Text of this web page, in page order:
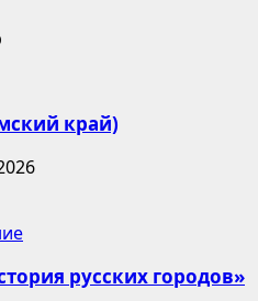
край)
русских городов»